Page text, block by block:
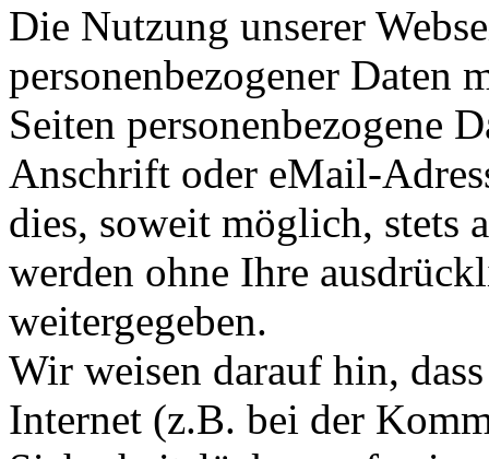
Die Nutzung unserer
personenbezogener Daten
Seiten personenbezogene
Anschrift oder eMail-
dies, soweit möglich, stets
werden ohne Ihre
weitergegeben.
Wir weisen darauf hin,
Internet (z.B. bei der